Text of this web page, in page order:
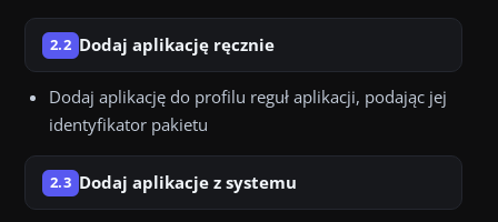
2.2 Dodaj aplikację ręcznie
Dodaj aplikację do profilu reguł aplikacji, podając jej
identyfikator pakietu
2.3 Dodaj aplikacje z systemu